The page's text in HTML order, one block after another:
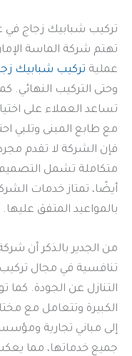
تركيب شبابيك زجاج في
تهتم شركة الماسة
عملية تركيب شبابيك
وحتى التركيب النهائي.
تساعد العملاء على
مع طابع المبنى وتلبي
فإن الشركة لا تقدم
متكاملة تشمل التصميم
أيضًا، تمتاز خدمات
بالمواعيد المتفق عليها.
من الجدير بالذكر أن
تنافسية في مجال
التنازل عن الجودة.
الكبيرة وتتعامل مع
إلى مباني تجارية
جميع خدماتها، مما